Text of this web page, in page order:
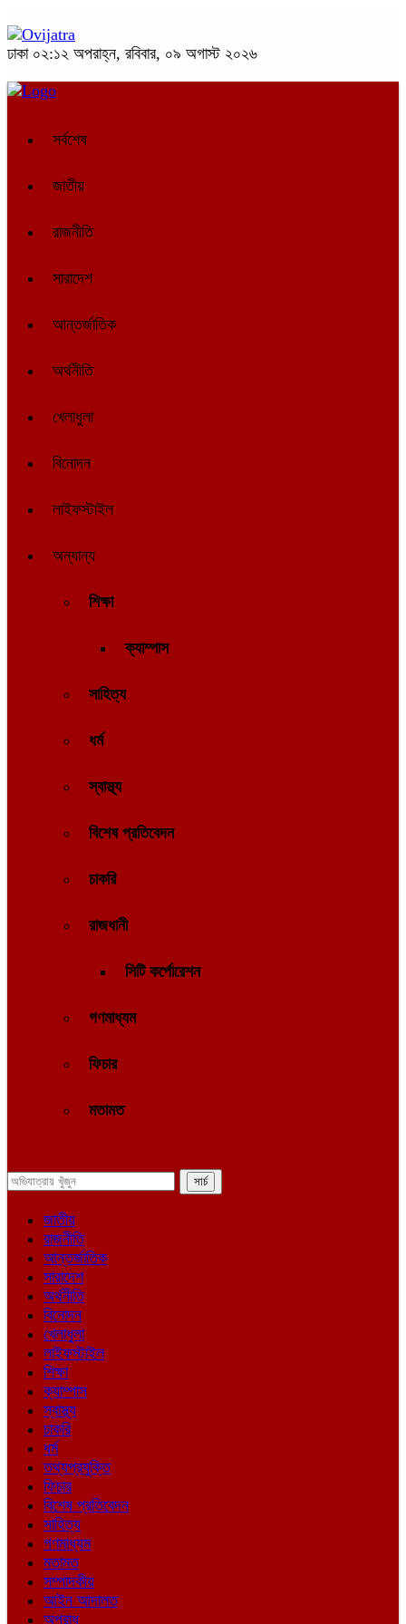
ঢাকা ০২:১২ অপরাহ্ন, রবিবার, ০৯ অগাস্ট ২০২৬
সর্বশেষ
জাতীয়
রাজনীতি
সারাদেশ
আন্তর্জাতিক
অর্থনীতি
খেলাধুলা
বিনোদন
লাইফস্টাইল
অন্যান্য
শিক্ষা
ক্যাম্পাস
সাহিত্য
ধর্ম
স্বাস্থ্য
বিশেষ প্রতিবেদন
চাকরি
রাজধানী
সিটি কর্পোরেশন
গণমাধ্যম
ফিচার
মতামত
জাতীয়
রাজনীতি
আন্তর্জাতিক
সারাদেশ
অর্থনীতি
বিনোদন
খেলাধুলা
লাইফস্টাইল
শিক্ষা
ক্যাম্পাস
স্বাস্থ্য
চাকরি
ধর্ম
তথ্যপ্রযুক্তি
ফিচার
বিশেষ প্রতিবেদন
সাহিত্য
গণমাধ্যম
মতামত
সম্পাদকীয়
আইন আদালত
অপরাধ